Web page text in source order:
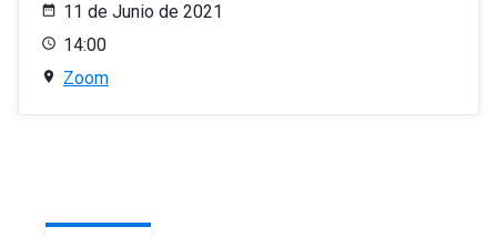
11 de Junio de 2021
14:00
Zoom